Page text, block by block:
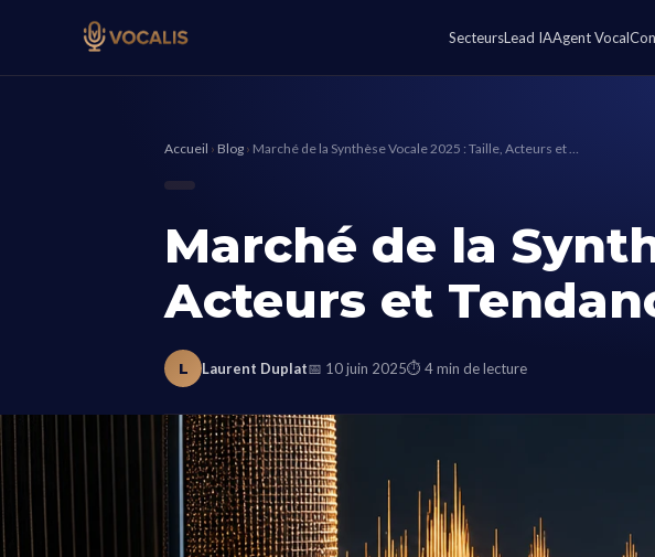
SecteursLead IAAgent Vocal
Accueil › Blog › Marché de la Synthèse Vocale 2025 : Taille, Acteurs et …
Marché de la
Acteurs et
L Laurent Duplat📅 10 juin 2025⏱ 4 min de lecture